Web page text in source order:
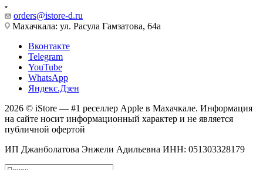
orders@istore-d.ru
Махачкала: ул. Расула Гамзатова, 64а
Вконтакте
Telegram
YouTube
WhatsApp
Яндекс.Дзен
2026 © iStore — #1 реселлер Apple в Махачкале. Информация
на сайте носит информационный характер и не является
публичной офертой
ИП Джанболатова Энжели Адильевна ИНН: 051303328179